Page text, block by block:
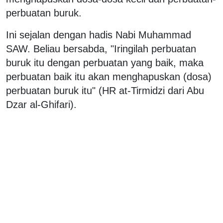
perbuatan buruk.
Ini sejalan dengan hadis Nabi Muhammad
SAW. Beliau bersabda, "Iringilah perbuatan
buruk itu dengan perbuatan yang baik, maka
perbuatan baik itu akan menghapuskan (dosa)
perbuatan buruk itu" (HR at-Tirmidzi dari Abu
Dzar al-Ghifari).